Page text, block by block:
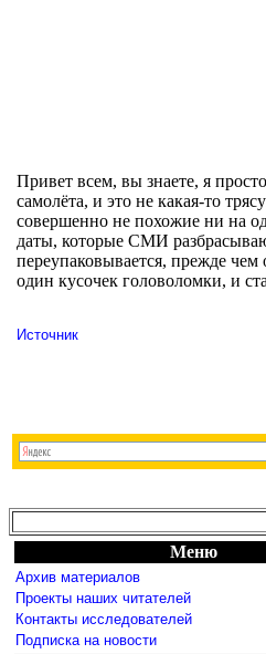
Привет всем, вы знаете, я
самолёта, и это не какая-то
совершенно не похожие ни на
даты, которые СМИ
переупаковывается, прежде
один кусочек головоломки, и
Источник
Меню
Архив материалов
Проекты наших читателей
Контакты исследователей
Подписка на новости